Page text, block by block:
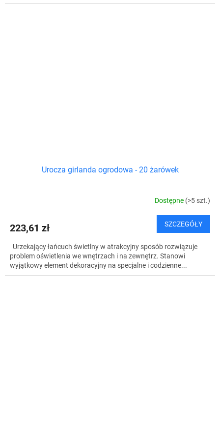
Urocza girlanda ogrodowa - 20 żarówek
Dostępne (>5 szt.)
223,61 zł SZCZEGÓŁY
Urzekający łańcuch świetlny w atrakcyjny sposób rozwiązuje
problem oświetlenia we wnętrzach i na zewnętrz. Stanowi
wyjątkowy element dekoracyjny na specjalne i codzienne...